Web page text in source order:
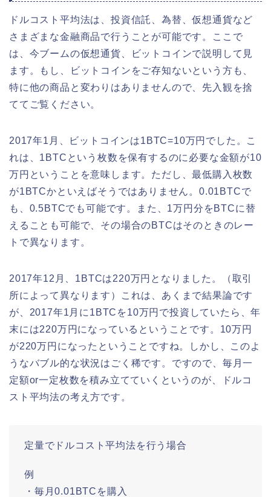
ドルコスト平均法は、投資信託、為替、仮想通貨など
さまざまな金融商品で行うことが可能です。ここで
は、今ブームの仮想通貨、ビットコインで説明して見
ます。もし、ビットコインをご存知ないという方も、
特に他の商品と変わりはありませんので、先入観を捨
ててご覧ください。
2017年1月、ビットコインは1BTC=10万円でした。こ
れは、1BTCという枚数を保有するのに必要な金額が10
万円ということを意味します。ただし、最低購入枚数
が1BTCかといえばそうではありません。0.01BTCで
も、0.5BTCでも可能です。また、1万円分をBTCに替
えることも可能で、その場合のBTCはそのときのレー
トで異なります。
2017年12月、1BTCは220万円となりました。（取引
所によって異なります）これは、あくまで結果論です
が、2017年1月に1BTCを10万円で投資していたら、年
末には220万円になっているということです。10万円
が220万円になったということですね。しかし、このよ
うなバブル的な状況はごく稀です。ですので、毎月一
定額or一定枚数を積み立てていくというのが、ドルコ
スト平均法の考え方です。
定量でドルコスト平均法を行う場合
例
・毎月0.01BTCを購入